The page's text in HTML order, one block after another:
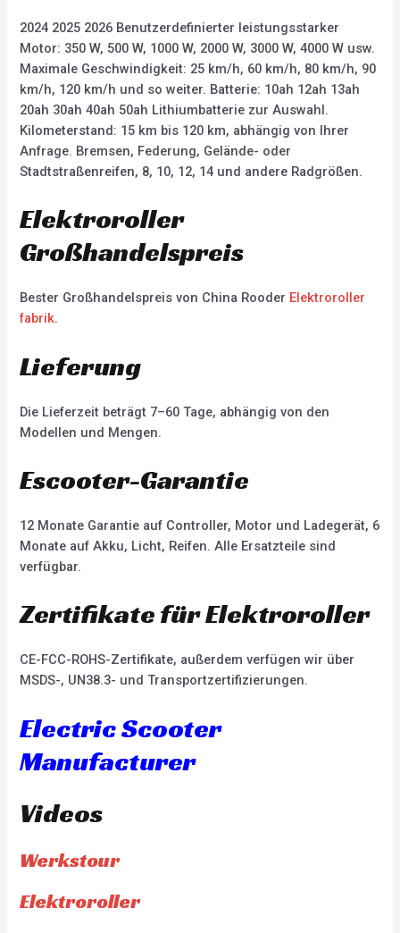
2024 2025 2026 Benutzerdefinierter leistungsstarker
Motor: 350 W, 500 W, 1000 W, 2000 W, 3000 W, 4000 W usw.
Maximale Geschwindigkeit: 25 km/h, 60 km/h, 80 km/h, 90
km/h, 120 km/h und so weiter. Batterie: 10ah 12ah 13ah
20ah 30ah 40ah 50ah Lithiumbatterie zur Auswahl.
Kilometerstand: 15 km bis 120 km, abhängig von Ihrer
Anfrage. Bremsen, Federung, Gelände- oder
Stadtstraßenreifen, 8, 10, 12, 14 und andere Radgrößen.
Elektroroller
Großhandelspreis
Bester Großhandelspreis von China Rooder Elektroroller
fabrik.
Lieferung
Die Lieferzeit beträgt 7–60 Tage, abhängig von den
Modellen und Mengen.
Escooter-Garantie
12 Monate Garantie auf Controller, Motor und Ladegerät, 6
Monate auf Akku, Licht, Reifen. Alle Ersatzteile sind
verfügbar.
Zertifikate für Elektroroller
CE-FCC-ROHS-Zertifikate, außerdem verfügen wir über
MSDS-, UN38.3- und Transportzertifizierungen.
Electric Scooter
Manufacturer
Videos
Werkstour
Elektroroller